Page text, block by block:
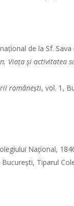
de la Sf.
Viaţa şi activitatea
româneşti, vol. 1,
Naţional,
Bucureşti, Tiparul